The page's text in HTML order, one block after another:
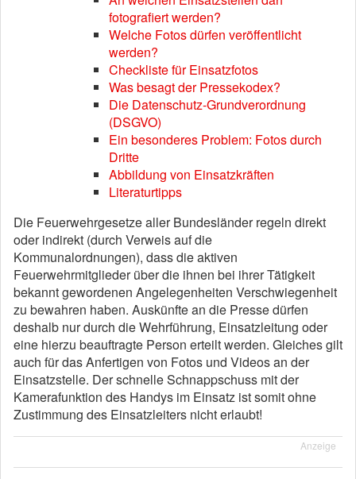
fotografiert werden?
Welche Fotos dürfen veröffentlicht
werden?
Checkliste für Einsatzfotos
Was besagt der Pressekodex?
Die Datenschutz-Grundverordnung
(DSGVO)
Ein besonderes Problem: Fotos durch
Dritte
Abbildung von Einsatzkräften
Literaturtipps
Die Feuerwehrgesetze aller Bundesländer regeln direkt
oder indirekt (durch Verweis auf die
Kommunalordnungen), dass die aktiven
Feuerwehrmitglieder über die ihnen bei ihrer Tätigkeit
bekannt gewordenen Angelegenheiten Verschwiegenheit
zu bewahren haben. Auskünfte an die Presse dürfen
deshalb nur durch die Wehrführung, Einsatzleitung oder
eine hierzu beauftragte Person erteilt werden. Gleiches gilt
auch für das Anfertigen von Fotos und Videos an der
Einsatzstelle. Der schnelle Schnappschuss mit der
Kamerafunktion des Handys im Einsatz ist somit ohne
Zustimmung des Einsatzleiters nicht erlaubt!
Anzeige